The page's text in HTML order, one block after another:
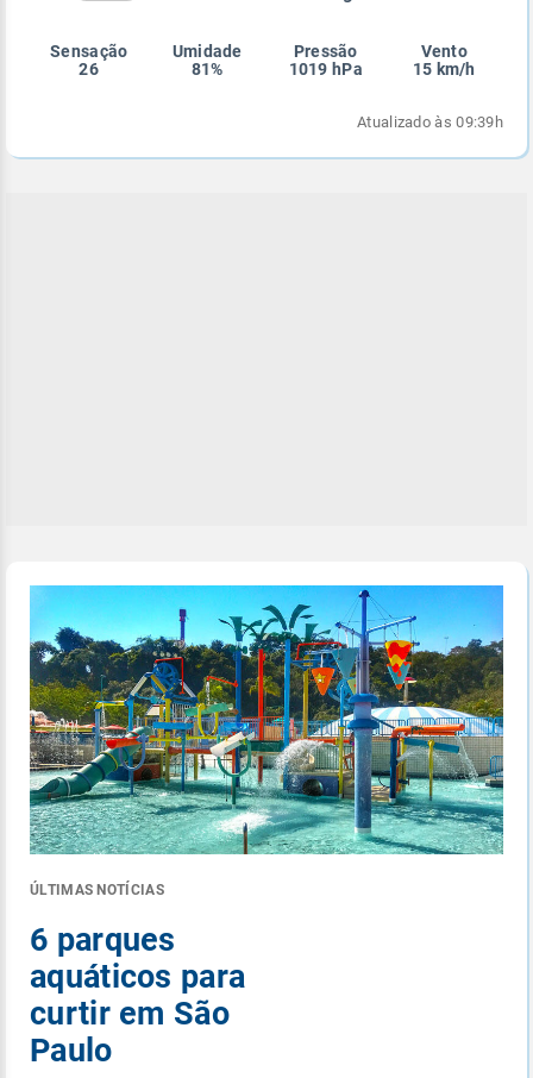
Sensação
26
Umidade
81%
Pressão
1019 hPa
Vento
15 km/h
Atualizado às 09:39h
ÚLTIMAS NOTÍCIAS
6 parques
aquáticos para
curtir em São
Paulo
Enviar
Enviar
Enviar
Enviar
Enviar
Enviar